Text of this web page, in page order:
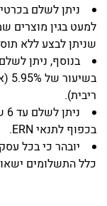
למעט בגין מוצרים
שניתן לבצע ללא
ריבית).
בכפוף לתנאי ERN.
יובהר כי בכל
כלל התשלומים ישאו